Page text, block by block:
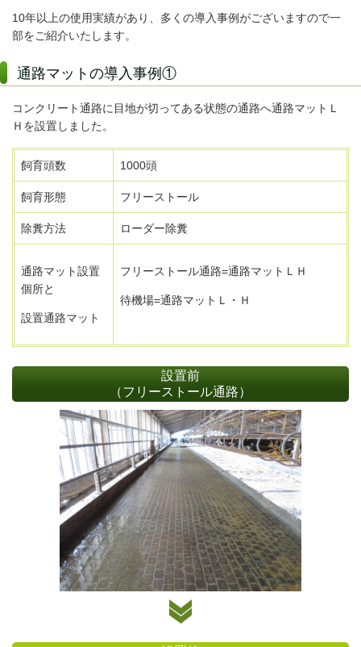
10年以上の使用実績があり、多くの導入事例がございますので一
部をご紹介いたします。
通路マットの導入事例①
コンクリート通路に目地が切ってある状態の通路へ通路マットＬ
Ｈを設置しました。
飼育頭数 1000頭
飼育形態 フリーストール
除糞方法 ローダー除糞
通路マット設置
個所と
設置通路マット
フリーストール通路=通路マットＬＨ
待機場=通路マットＬ・Ｈ
設置前
（フリーストール通路）